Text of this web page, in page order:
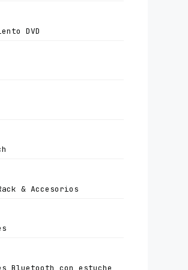
DVD
& Accesorios
Bluetooth con estuche